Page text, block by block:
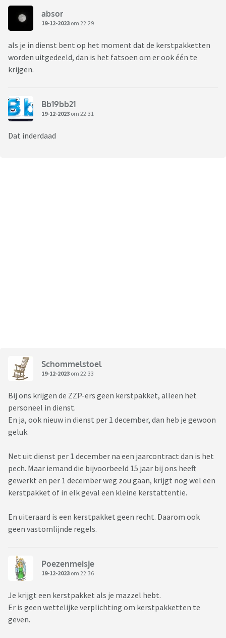
absor
19-12-2023 om 22:29
als je in dienst bent op het moment dat de kerstpakketten
worden uitgedeeld, dan is het fatsoen om er ook één te
krijgen.
Bb19bb21
19-12-2023 om 22:31
Dat inderdaad
Schommelstoel
19-12-2023 om 22:33
Bij ons krijgen de ZZP-ers geen kerstpakket, alleen het
personeel in dienst.
En ja, ook nieuw in dienst per 1 december, dan heb je gewoon
geluk.
Net uit dienst per 1 december na een jaarcontract dan is het
pech. Maar iemand die bijvoorbeeld 15 jaar bij ons heeft
gewerkt en per 1 december weg zou gaan, krijgt nog wel een
kerstpakket of in elk geval een kleine kerstattentie.
En uiteraard is een kerstpakket geen recht. Daarom ook
geen vastomlijnde regels.
Poezenmeisje
19-12-2023 om 22:36
Je krijgt een kerstpakket als je mazzel hebt.
Er is geen wettelijke verplichting om kerstpakketten te
geven.